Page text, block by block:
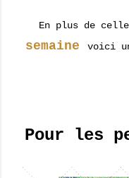
En plus de
semaine
voici
Pour les